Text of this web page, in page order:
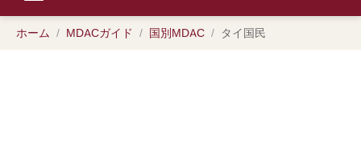
ホーム MDACガイド 国別MDAC タイ国民